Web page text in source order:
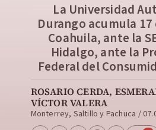
La Universidad
Durango acumula
Coahuila, ante la
Hidalgo, ante la
Federal del
ROSARIO CERDA,
VÍCTOR VALERA
Monterrey, Saltillo y Pachuca /